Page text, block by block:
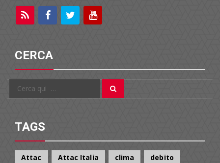
CERCA
Cerca
TAGS
Attac Attac Italia clima
debito